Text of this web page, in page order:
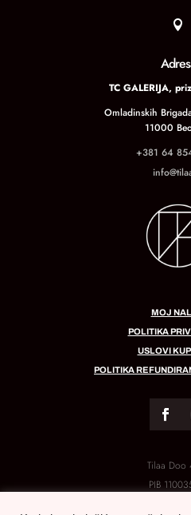

TC GALERIJA,
Omladinskih
11000
+381 64
MOJ
POLITIKA
USLOVI
POLITIKA
Tilaa Doo
PIB